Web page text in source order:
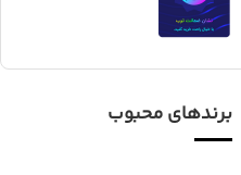
برندهای محبوب